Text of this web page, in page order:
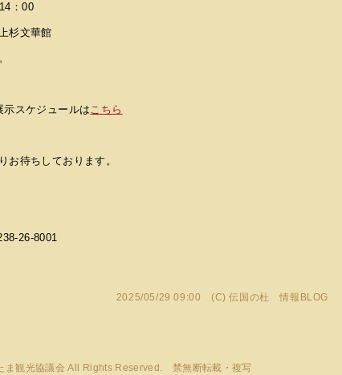
：00
杉文華館
スケジュールはこちら
お待ちしております。
26-8001
2025/05/29 09:00 (C)伝国の杜 情報BLOG
ま観光協議会 All Rights Reserved. 禁無断転載・複写